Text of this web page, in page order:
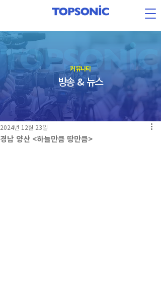
​커뮤니티
방송 & 뉴스
경남 양산 <하늘만큼 땅만큼>
2024년 12월 23일